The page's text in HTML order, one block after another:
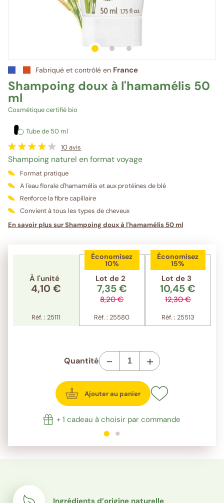
1sur 3 2sur 3 3sur 3
Fabriqué et contrôlé en France
Shampoing doux à l'hamamélis 50
ml
Cosmétique certifié bio
Tube de 50 ml
10avis
Shampoing naturel en format voyage
Format pratique
A l'eau florale d'hamamélis et aux protéines de blé
Renforce la fibre capillaire
Convient à tous les types de cheveux
En savoir plus sur Shampoing doux à l'hamamélis 50 ml
À l'unité
4,10 €
Réf. : 25111
Économisez
10%
Lot de 2
7,35 €
8,20 €
Réf. : 25580
Économisez
15%
Lot de 3
10,45 €
12,30 €
Réf. : 25513
Quantité - +
Ajouter au panier
+ 1 cadeau à choisir par commande
1sur 2 2sur 2
Ingrédients d’origine naturelle